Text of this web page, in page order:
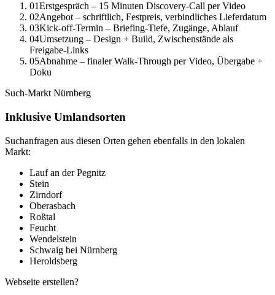
01Erstgespräch – 15 Minuten Discovery-Call per Video
02Angebot – schriftlich, Festpreis, verbindliches Lieferdatum
03Kick-off-Termin – Briefing-Tiefe, Zugänge, Ablauf
04Umsetzung – Design + Build, Zwischenstände als
Freigabe-Links
05Abnahme – finaler Walk-Through per Video, Übergabe +
Doku
Such-Markt Nürnberg
Inklusive Umlandsorten
Suchanfragen aus diesen Orten gehen ebenfalls in den lokalen
Markt:
Lauf an der Pegnitz
Stein
Zirndorf
Oberasbach
Roßtal
Feucht
Wendelstein
Schwaig bei Nürnberg
Heroldsberg
Webseite erstellen?